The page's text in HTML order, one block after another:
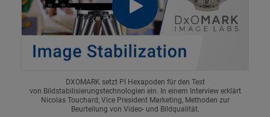
DXOMARK setzt PI Hexapoden für den Test
von Bildstabilisierungstechnologien ein. In einem Interview erklärt
Nicolas Touchard, Vice President Marketing, Methoden zur
Beurteilung von Video- und Bildqualität.